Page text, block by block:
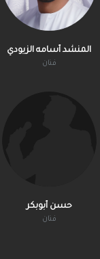
حسن أبوبكر
فنان
المنشد أسامه الزيودي
فنان